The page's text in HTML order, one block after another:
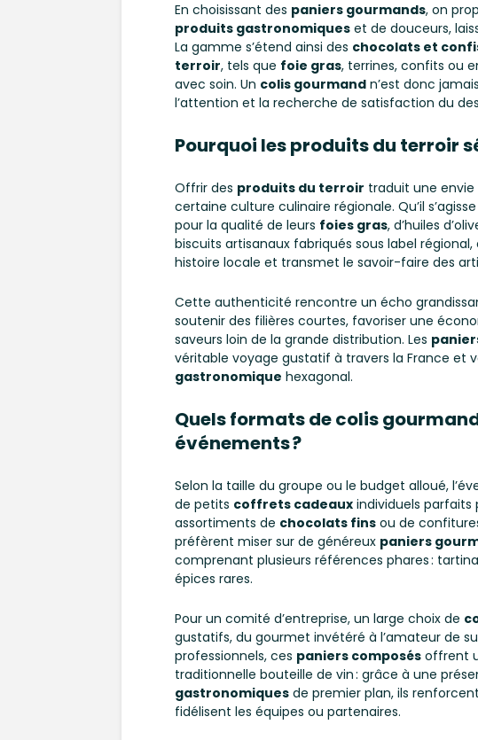
En choisissant des paniers gourmands, on
produits gastronomiques et de douceurs,
La gamme s’étend ainsi des chocolats et
terroir, tels que foie gras, terrines, confits ou
avec soin. Un colis gourmand n’est donc
l’attention et la recherche de satisfaction du
Pourquoi les produits du terroir
Offrir des produits du terroir traduit une envie
certaine culture culinaire régionale. Qu’il
pour la qualité de leurs foies gras, d’huiles
biscuits artisanaux fabriqués sous label
histoire locale et transmet le savoir-faire des
Cette authenticité rencontre un écho
soutenir des filières courtes, favoriser une
saveurs loin de la grande distribution. Les
véritable voyage gustatif à travers la France et
gastronomique hexagonal.
Quels formats de colis
événements ?
Selon la taille du groupe ou le budget alloué,
de petits coffrets cadeaux individuels
assortiments de chocolats fins ou de
préfèrent miser sur de généreux paniers
comprenant plusieurs références phares :
épices rares.
Pour un comité d’entreprise, un large choix de
gustatifs, du gourmet invétéré à l’amateur de
professionnels, ces paniers composés offrent
traditionnelle bouteille de vin : grâce à une
gastronomiques de premier plan, ils
fidélisent les équipes ou partenaires.